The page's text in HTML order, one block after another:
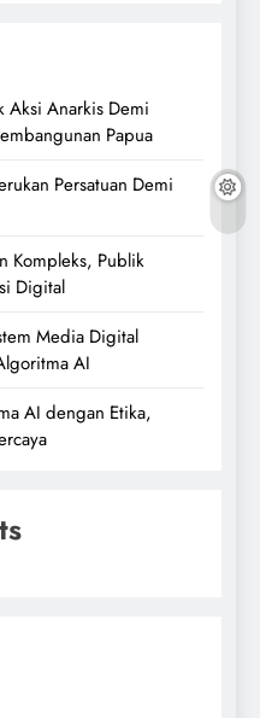
Aksi Anarkis Demi
Papua
Persatuan Demi
Kompleks, Publik
Digital
Media Digital
AI
AI dengan Etika,